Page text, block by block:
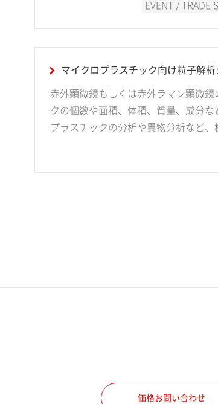
EVENT / TRADE
マイクロプラスチック向け粒子解
赤外顕微鏡もしくは赤外ラマン顕微
クの個数や面積、体積、質量、成分
プラスチックの分析や異物分析など、
価格お問い合わせ